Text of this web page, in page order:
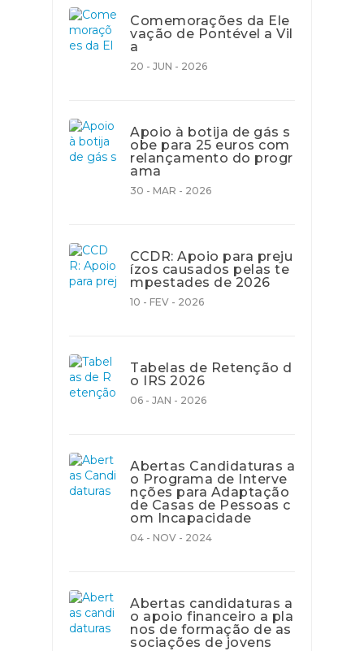
Comemorações da Ele
vação de Pontével a Vil
a
20 - JUN - 2026
Apoio à botija de gás s
obe para 25 euros com
relançamento do progr
ama
30 - MAR - 2026
CCDR: Apoio para preju
ízos causados pelas te
mpestades de 2026
10 - FEV - 2026
Tabelas de Retenção d
o IRS 2026
06 - JAN - 2026
Abertas Candidaturas a
o Programa de Interve
nções para Adaptação
de Casas de Pessoas c
om Incapacidade
04 - NOV - 2024
Abertas candidaturas a
o apoio financeiro a pla
nos de formação de as
sociações de jovens